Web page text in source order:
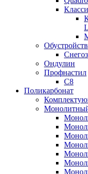
Ондулин
Профнастил
С8
Поликарбонат